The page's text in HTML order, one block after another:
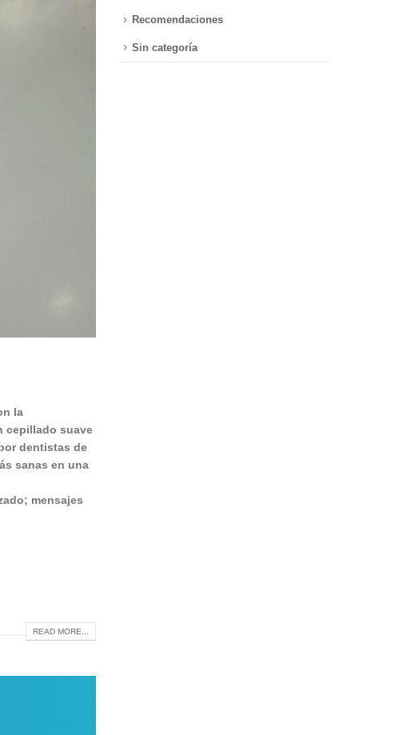
la
cepillado suave
dentistas de
sanas en una
mensajes
READ MORE...
Recomendaciones
Sin categoría